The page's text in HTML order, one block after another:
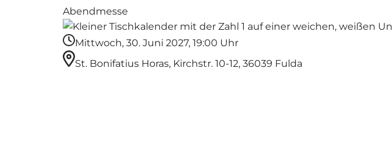
Abendmesse
Mittwoch, 30. Juni 2027, 19:00 Uhr
St. Bonifatius Horas, Kirchstr. 10-12, 36039 Fulda